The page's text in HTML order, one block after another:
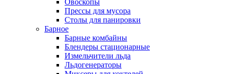
Овоскопы
Прессы для мусора
Столы для панировки
Барное
Барные комбайны
Блендеры стационарные
Измельчители льда
Льдогенераторы